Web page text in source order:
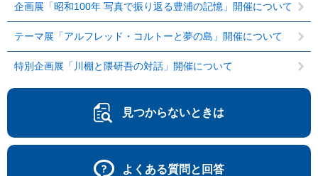
企画展「昭和100年 写真で振り返る豊浦の記憶」開催について
テーマ展「アルフレッド・コルトーと夢の島」開催について
特別企画展「川棚と隈研吾の対話」開催について
見つからないときは
よくある質問と回答